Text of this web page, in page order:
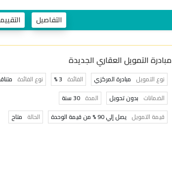
التفاصيل
مبادرة التمويل العقاري الجديدة
نوع التمويل مبادرة المركزي الفائدة 3 % نوع الفائدة
الضمانات بدون تحويل المدة 30 سنة
قيمة التمويل يصل إلي 90 % من قيمة الوحدة الحالة متاح